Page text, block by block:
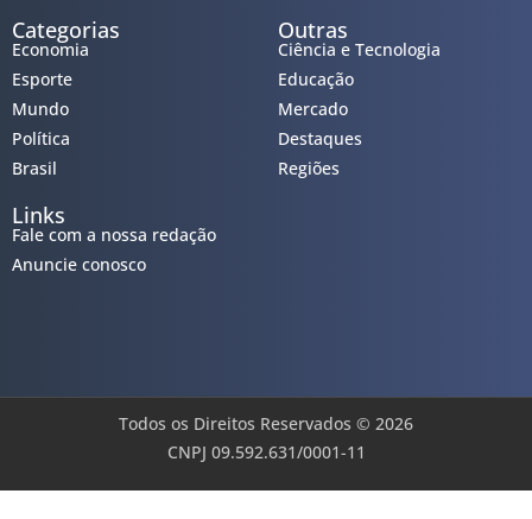
Categorias
Economia
Esporte
Mundo
Política
Brasil
Outras
Ciência e Tecnologia
Educação
Mercado
Destaques
Regiões
Links
Fale com a nossa redação
Anuncie conosco
Todos os Direitos Reservados © 2026
CNPJ 09.592.631/0001-11